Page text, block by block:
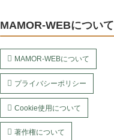
MAMOR-WEBについて
MAMOR-WEBについて
プライバシーポリシー
Cookie使用について
著作権について